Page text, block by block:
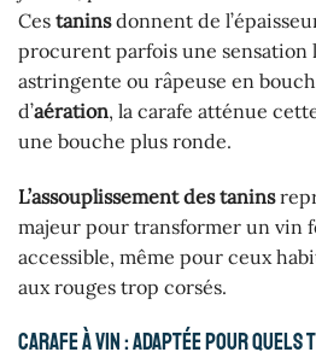
Ces taninsdonnent de
procurent parfois une sensation
astringente ou râpeuse en
d’aération, la carafe atténue
une bouche plus ronde.
L’assouplissement des tanins
majeur pour transformer un vin
accessible, même pour ceux
aux rouges trop corsés.
Carafe à vin : adaptée pour quels